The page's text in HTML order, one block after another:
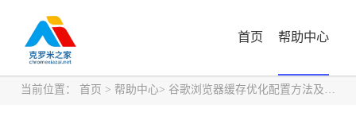
首页 帮助中心
当前位置： 首页 > 帮助中心> 谷歌浏览器缓存优化配置方法及实战案例分享